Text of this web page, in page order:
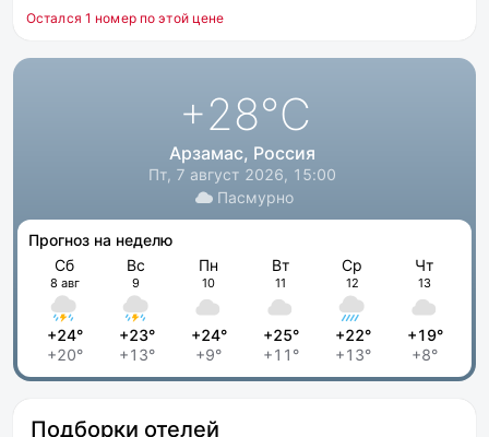
Остался 1 номер по этой цене
+28°C
Арзамас, Россия
Пт, 7 август 2026, 15:00
Пасмурно
Прогноз на неделю
Сб
8 авг
+24°
+20°
Вс
9
+23°
+13°
Пн
10
+24°
+9°
Вт
11
+25°
+11°
Ср
12
+22°
+13°
Чт
13
+19°
+8°
Подборки отелей